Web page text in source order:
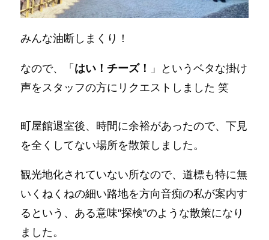
みんな油断しまくり！
なので、「 はい！チーズ！
」というベタな掛け
声をスタッフの方にリクエストしました 笑
町屋館退室後、時間に余裕があったので、下見
を全くしてない場所を散策しました。
観光地化されていない所なので、道標も特に無
いくねくねの細い路地を方向音痴の私が案内す
るという、ある意味"探検"のような散策になり
ました。